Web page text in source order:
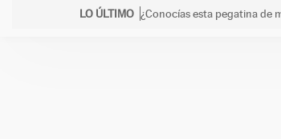
LO ÚLTIMO ¿Conocías esta pegatina de